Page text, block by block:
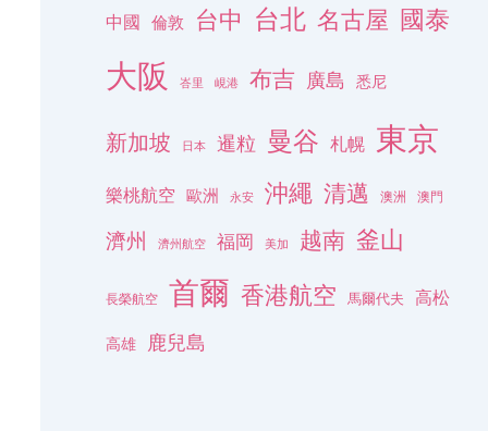
中國 倫敦 台中 台北 名古屋 國泰
大阪 峇里 峴港 布吉 廣島 悉尼
新加坡 日本 暹粒 曼谷 札幌 東京
樂桃航空 歐洲 永安 沖繩 清邁 澳洲 澳門
濟州 濟州航空 福岡 美加 越南 釜山
長榮航空 首爾 香港航空 馬爾代夫 高松
高雄 鹿兒島